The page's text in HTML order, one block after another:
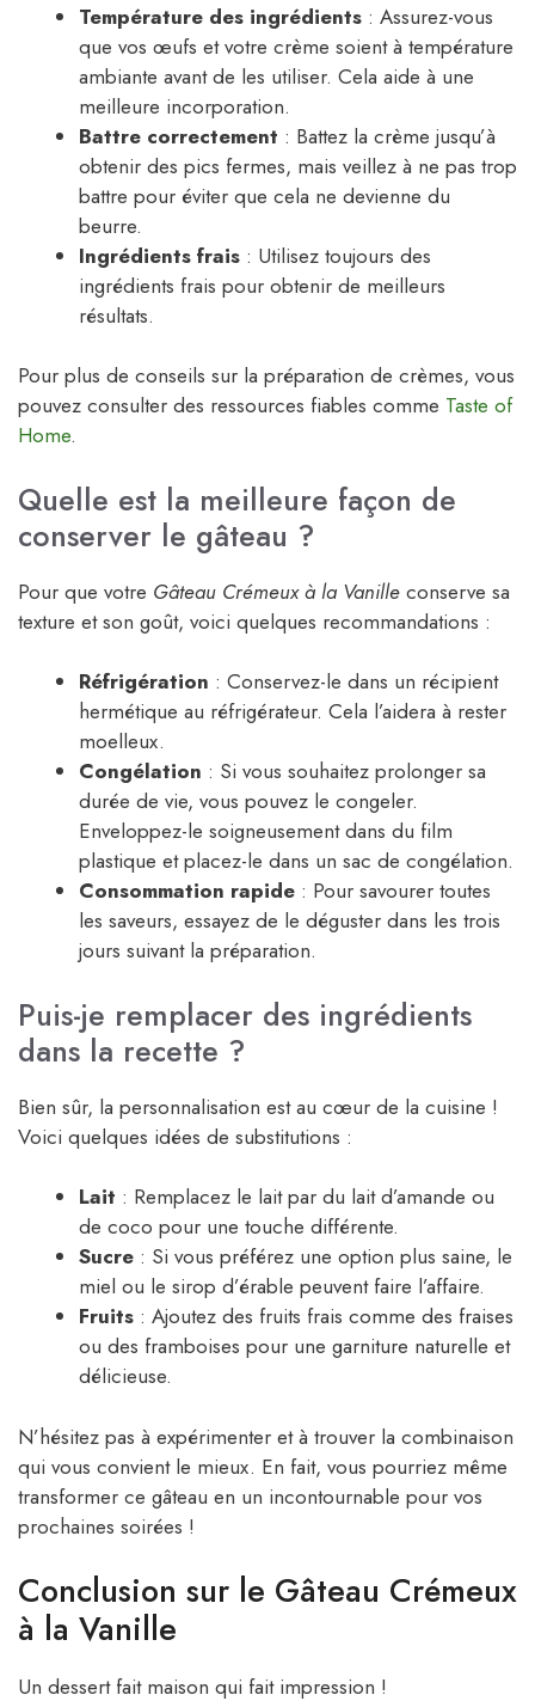
Température des ingrédients : Assurez-vous
que vos œufs et votre crème soient à température
ambiante avant de les utiliser. Cela aide à une
meilleure incorporation.
Battre correctement : Battez la crème jusqu’à
obtenir des pics fermes, mais veillez à ne pas trop
battre pour éviter que cela ne devienne du
beurre.
Ingrédients frais : Utilisez toujours des
ingrédients frais pour obtenir de meilleurs
résultats.
Pour plus de conseils sur la préparation de crèmes, vous
pouvez consulter des ressources fiables comme Taste of
Home.
Quelle est la meilleure façon de
conserver le gâteau ?
Pour que votre Gâteau Crémeux à la Vanille conserve sa
texture et son goût, voici quelques recommandations :
Réfrigération : Conservez-le dans un récipient
hermétique au réfrigérateur. Cela l’aidera à rester
moelleux.
Congélation : Si vous souhaitez prolonger sa
durée de vie, vous pouvez le congeler.
Enveloppez-le soigneusement dans du film
plastique et placez-le dans un sac de congélation.
Consommation rapide : Pour savourer toutes
les saveurs, essayez de le déguster dans les trois
jours suivant la préparation.
Puis-je remplacer des ingrédients
dans la recette ?
Bien sûr, la personnalisation est au cœur de la cuisine !
Voici quelques idées de substitutions :
Lait : Remplacez le lait par du lait d’amande ou
de coco pour une touche différente.
Sucre : Si vous préférez une option plus saine, le
miel ou le sirop d’érable peuvent faire l’affaire.
Fruits : Ajoutez des fruits frais comme des fraises
ou des framboises pour une garniture naturelle et
délicieuse.
N’hésitez pas à expérimenter et à trouver la combinaison
qui vous convient le mieux. En fait, vous pourriez même
transformer ce gâteau en un incontournable pour vos
prochaines soirées !
Conclusion sur le Gâteau Crémeux
à la Vanille
Un dessert fait maison qui fait impression !